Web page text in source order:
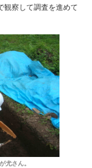
観察して調査を進めて
尤さん。